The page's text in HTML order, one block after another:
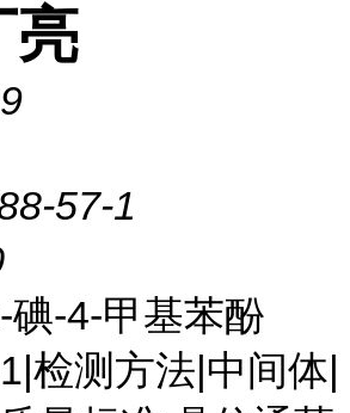
亮
57-1
碘-4-甲基苯酚
检测方法|中间体|